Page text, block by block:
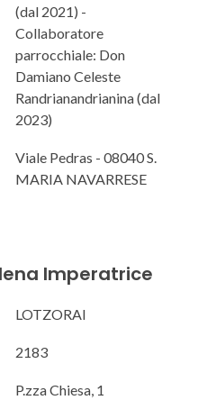
(dal 2021) -
Collaboratore
parrocchiale: Don
Damiano Celeste
Randrianandrianina (dal
2023)
Viale Pedras - 08040 S.
MARIA NAVARRESE
Imperatrice
LOTZORAI
2183
P.zza Chiesa, 1